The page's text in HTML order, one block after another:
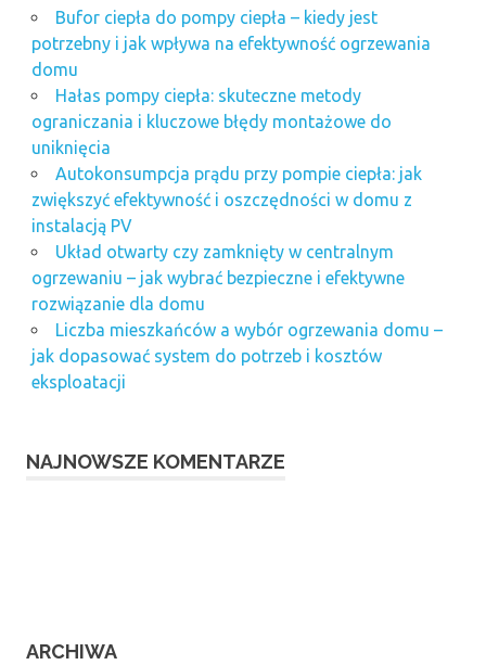
Bufor ciepła do pompy ciepła – kiedy jest
potrzebny i jak wpływa na efektywność ogrzewania
domu
Hałas pompy ciepła: skuteczne metody
ograniczania i kluczowe błędy montażowe do
uniknięcia
Autokonsumpcja prądu przy pompie ciepła: jak
zwiększyć efektywność i oszczędności w domu z
instalacją PV
Układ otwarty czy zamknięty w centralnym
ogrzewaniu – jak wybrać bezpieczne i efektywne
rozwiązanie dla domu
Liczba mieszkańców a wybór ogrzewania domu –
jak dopasować system do potrzeb i kosztów
eksploatacji
NAJNOWSZE KOMENTARZE
ARCHIWA